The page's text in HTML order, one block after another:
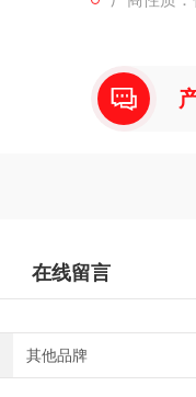
在线留言
其他品牌